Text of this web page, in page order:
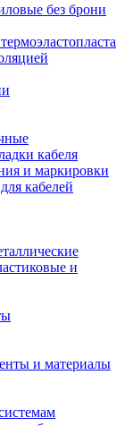
без брони
кабеля
и маркировки
кабелей
и
и материалы